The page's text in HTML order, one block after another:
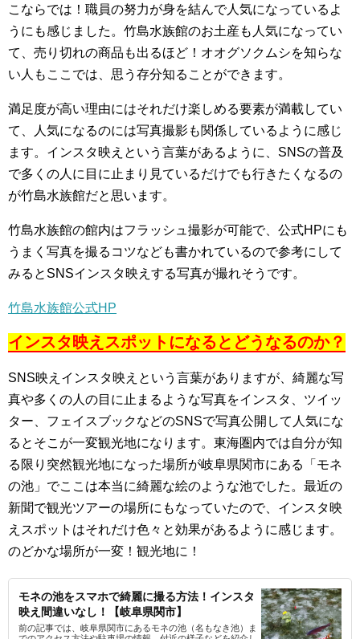
こならでは！職員の努力が身を結んで人気になっているよ
うにも感じました。竹島水族館のお土産も人気になってい
て、売り切れの商品も出るほど！オオグソクムシを知らな
い人もここでは、思う存分知ることができます。
満足度が高い理由にはそれだけ楽しめる要素が満載してい
て、人気になるのには写真撮影も関係しているように感じ
ます。インスタ映えという言葉があるように、SNSの普及
で多くの人に目に止まり見ているだけでも行きたくなるの
が竹島水族館だと思います。
竹島水族館の館内はフラッシュ撮影が可能で、公式HPにも
うまく写真を撮るコツなども書かれているので参考にして
みるとSNSインスタ映えする写真が撮れそうです。
竹島水族館公式HP
インスタ映えスポットになるとどうなるのか？
SNS映えインスタ映えという言葉がありますが、綺麗な写
真や多くの人の目に止まるような写真をインスタ、ツイッ
ター、フェイスブックなどのSNSで写真公開して人気にな
るとそこが一変観光地になります。東海圏内では自分が知
る限り突然観光地になった場所が岐阜県関市にある「モネ
の池」でここは本当に綺麗な絵のような池でした。最近の
新聞で観光ツアーの場所にもなっていたので、インスタ映
えスポットはそれだけ色々と効果があるように感じます。
のどかな場所が一変！観光地に！
モネの池をスマホで綺麗に撮る方法！インスタ
映え間違いなし！【岐阜県関市】
前の記事では、岐阜県関市にあるモネの池（名もなき池）ま